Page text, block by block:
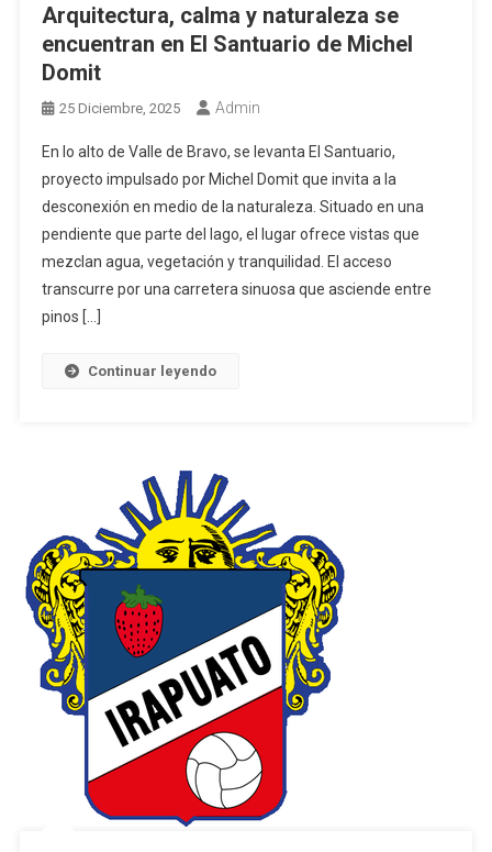
Arquitectura, calma y naturaleza se
encuentran en El Santuario de Michel
Domit
25 Diciembre, 2025 Admin
En lo alto de Valle de Bravo, se levanta El Santuario,
proyecto impulsado por Michel Domit que invita a la
desconexión en medio de la naturaleza. Situado en una
pendiente que parte del lago, el lugar ofrece vistas que
mezclan agua, vegetación y tranquilidad. El acceso
transcurre por una carretera sinuosa que asciende entre
pinos […]
Continuar leyendo